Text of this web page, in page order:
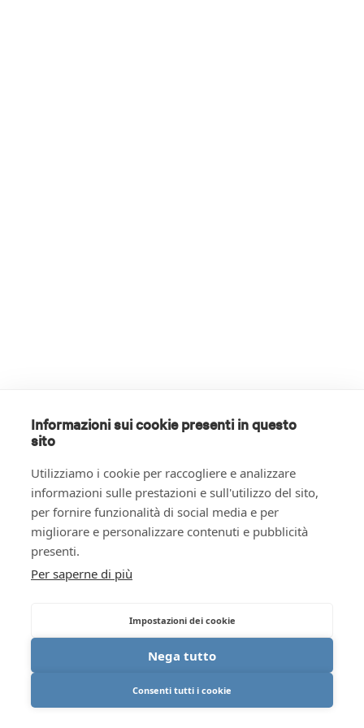
Informazioni sui cookie presenti in questo
sito
Utilizziamo i cookie per raccogliere e analizzare
informazioni sulle prestazioni e sull'utilizzo del sito,
per fornire funzionalità di social media e per
migliorare e personalizzare contenuti e pubblicità
presenti.
Per saperne di più
Impostazioni dei cookie
Nega tutto
Consenti tutti i cookie